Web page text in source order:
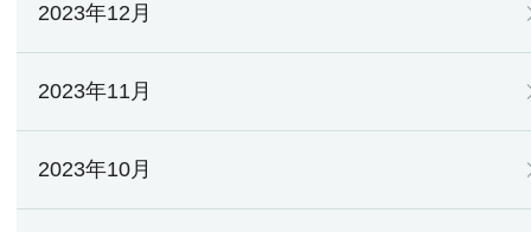
2023年12月
2023年11月
2023年10月